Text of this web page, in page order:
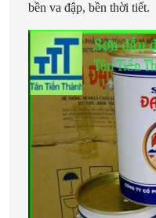
bền va đập, bền thời tiết.